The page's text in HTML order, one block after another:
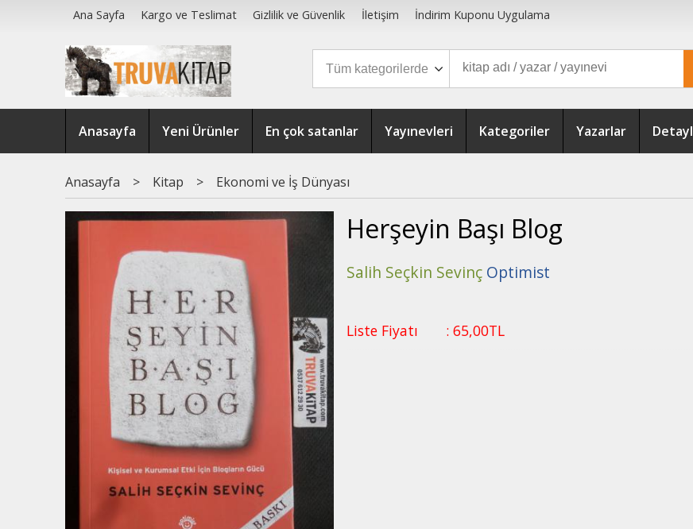
Ana Sayfa Kargo ve Teslimat Gizlilik ve Güvenlik İletişim İndirim Kuponu Uygulama
Anasayfa Yeni Ürünler En çok satanlar Yayınevleri Kategoriler Yazarlar
Anasayfa > Kitap > Ekonomi ve İş Dünyası
Herşeyin Başı Blog
Salih Seçkin Sevinç Optimist
Liste Fiyatı : 65,00TL